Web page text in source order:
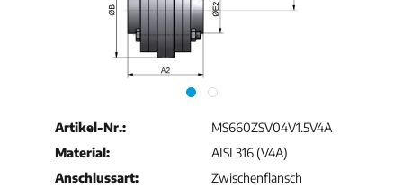
Artikel-Nr.:
MS660ZSV04V1.5V4A
Material:
AISI 316 (V4A)
Anschlussart:
Zwischenflansch